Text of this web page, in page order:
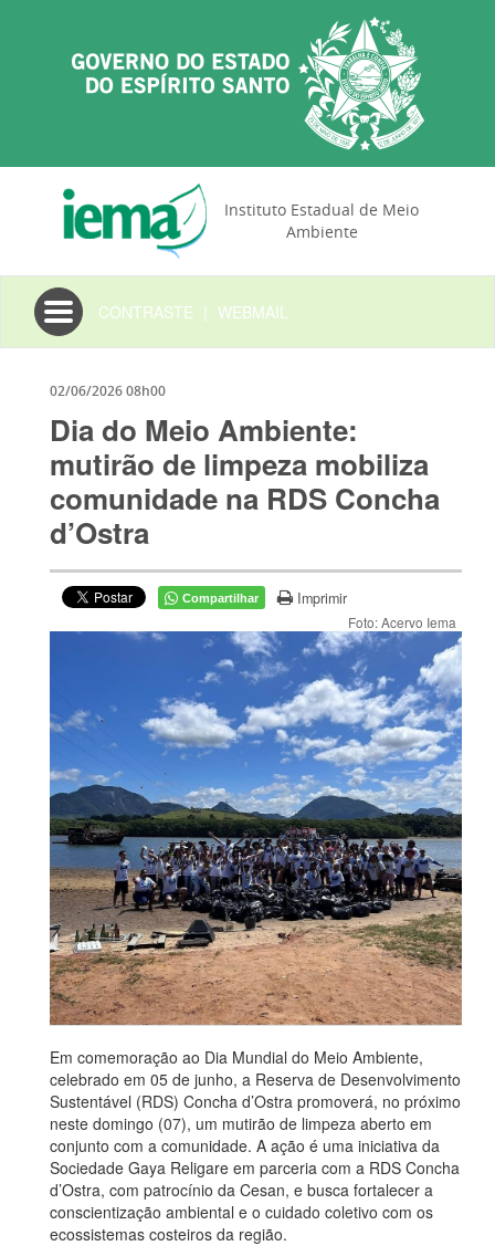
Instituto Estadual de Meio
Ambiente
Toggle
navigation
CONTRASTE | WEBMAIL
02/06/2026 08h00
Dia do Meio Ambiente:
mutirão de limpeza mobiliza
comunidade na RDS Concha
d’Ostra
Compartilhar Imprimir
Foto: Acervo Iema
Em comemoração ao Dia Mundial do Meio Ambiente,
celebrado em 05 de junho, a Reserva de Desenvolvimento
Sustentável (RDS) Concha d’Ostra promoverá, no próximo
neste domingo (07), um mutirão de limpeza aberto em
conjunto com a comunidade. A ação é uma iniciativa da
Sociedade Gaya Religare em parceria com a RDS Concha
d’Ostra, com patrocínio da Cesan, e busca fortalecer a
conscientização ambiental e o cuidado coletivo com os
ecossistemas costeiros da região.